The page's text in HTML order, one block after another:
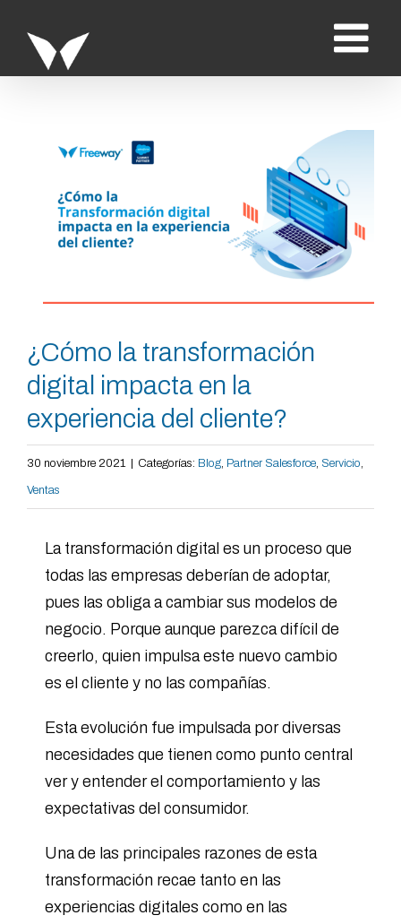
contenido
Ver
más
grande
¿Cómo la transformación
digital impacta en la
experiencia del cliente?
30 noviembre 2021 Categorías: Blog, Partner Salesforce, Servicio,
Ventas
La transformación digital es un proceso que
todas las empresas deberían de adoptar,
pues las obliga a cambiar sus modelos de
negocio. Porque aunque parezca difícil de
creerlo, quien impulsa este nuevo cambio
es el cliente y no las compañías.
Esta evolución fue impulsada por diversas
necesidades que tienen como punto central
ver y entender el comportamiento y las
expectativas del consumidor.
Una de las principales razones de esta
transformación recae tanto en las
experiencias digitales como en las